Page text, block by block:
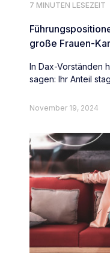
7 MINUTEN LESEZEIT
große Frauen-
In Dax-Vorständen
sagen: Ihr Anteil
November 19, 2024